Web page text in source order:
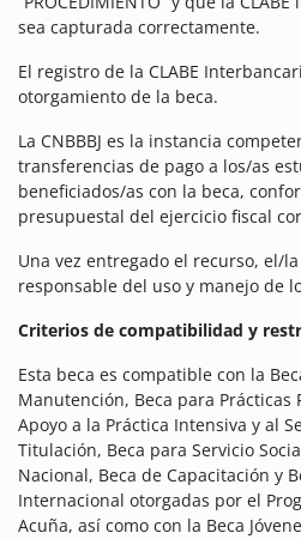
sea capturada correctamente.
El registro de la CLABE
otorgamiento de la beca.
La CNBBBJ es la instancia
transferencias de pago a los/as
beneficiados/as con la beca,
presupuestal del ejercicio fiscal
Una vez entregado el recurso, el/
responsable del uso y manejo de
Criterios de compatibilidad y
Esta beca es compatible con la
Manutención, Beca para Prácticas
Apoyo a la Práctica Intensiva y al
Titulación, Beca para Servicio
Nacional, Beca de Capacitación y
Internacional otorgadas por el
Acuña, así como con la Beca